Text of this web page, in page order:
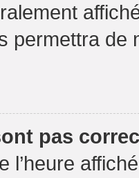
permettra de
pas
l’heure